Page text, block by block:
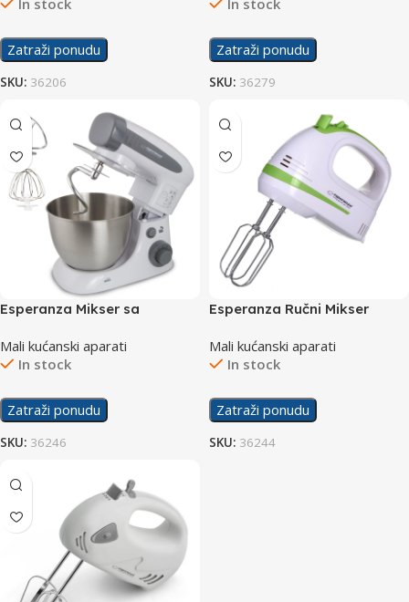
In stock
Zatraži ponudu
SKU: 36206
In stock
Zatraži ponudu
SKU: 36279
Esperanza Mikser sa
Mali kućanski aparati
In stock
Zatraži ponudu
SKU: 36246
Esperanza Ručni Mikser
Mali kućanski aparati
In stock
Zatraži ponudu
SKU: 36244